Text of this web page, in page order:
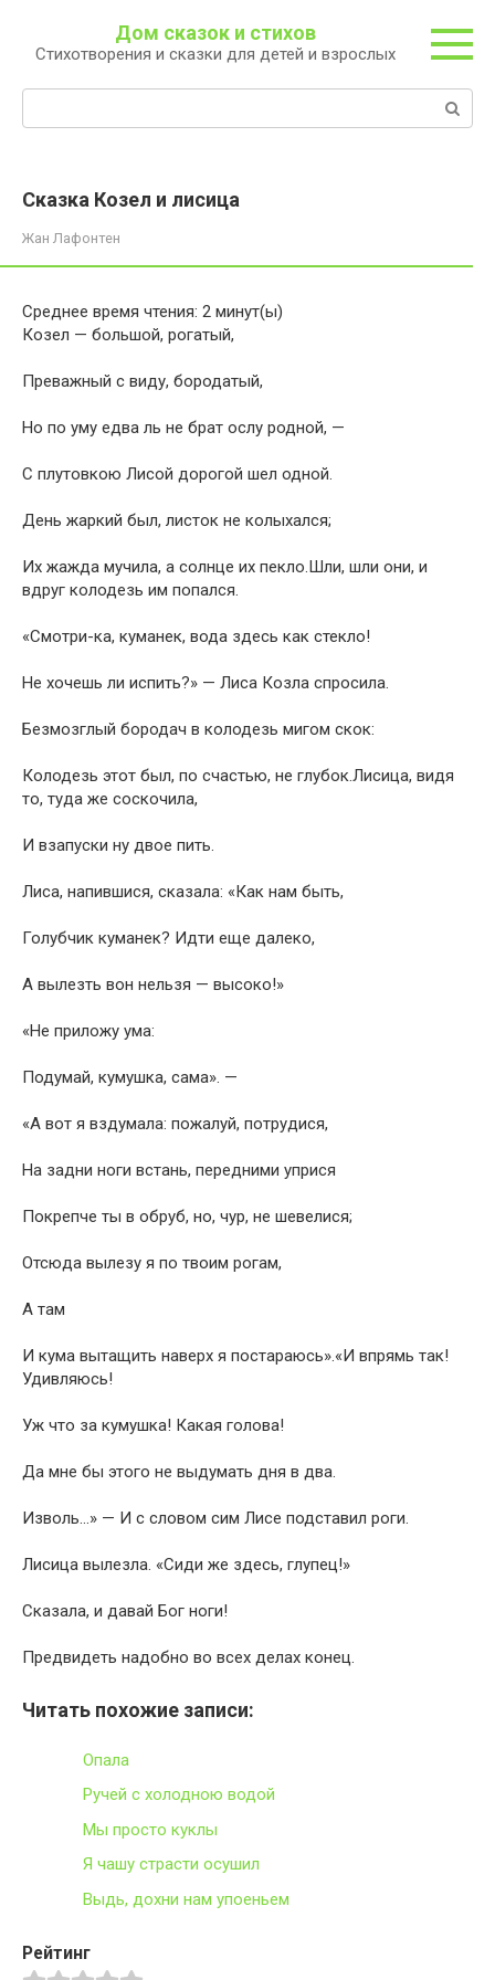
контенту
Дом сказок и стихов
Стихотворения и сказки для детей и взрослых
Сказка Козел и лисица
Жан Лафонтен
Среднее время чтения: 2 минут(ы)
Козел — большой, рогатый,
Преважный с виду, бородатый,
Но по уму едва ль не брат ослу родной, —
С плутовкою Лисой дорогой шел одной.
День жаркий был, листок не колыхался;
Их жажда мучила, а солнце их пекло.Шли, шли они, и
вдруг колодезь им попался.
«Смотри-ка, куманек, вода здесь как стекло!
Не хочешь ли испить?» — Лиса Козла спросила.
Безмозглый бородач в колодезь мигом скок:
Колодезь этот был, по счастью, не глубок.Лисица, видя
то, туда же соскочила,
И взапуски ну двое пить.
Лиса, напившися, сказала: «Как нам быть,
Голубчик куманек? Идти еще далеко,
А вылезть вон нельзя — высоко!»
«Не приложу ума:
Подумай, кумушка, сама». —
«А вот я вздумала: пожалуй, потрудися,
На задни ноги встань, передними уприся
Покрепче ты в обруб, но, чур, не шевелися;
Отсюда вылезу я по твоим рогам,
А там
И кума вытащить наверх я постараюсь».«И впрямь так!
Удивляюсь!
Уж что за кумушка! Какая голова!
Да мне бы этого не выдумать дня в два.
Изволь…» — И с словом сим Лисе подставил роги.
Лисица вылезла. «Сиди же здесь, глупец!»
Сказала, и давай Бог ноги!
Предвидеть надобно во всех делах конец.
Читать похожие записи:
Опала
Ручей с холодною водой
Мы просто куклы
Я чашу страсти осушил
Выдь, дохни нам упоеньем
Рейтинг